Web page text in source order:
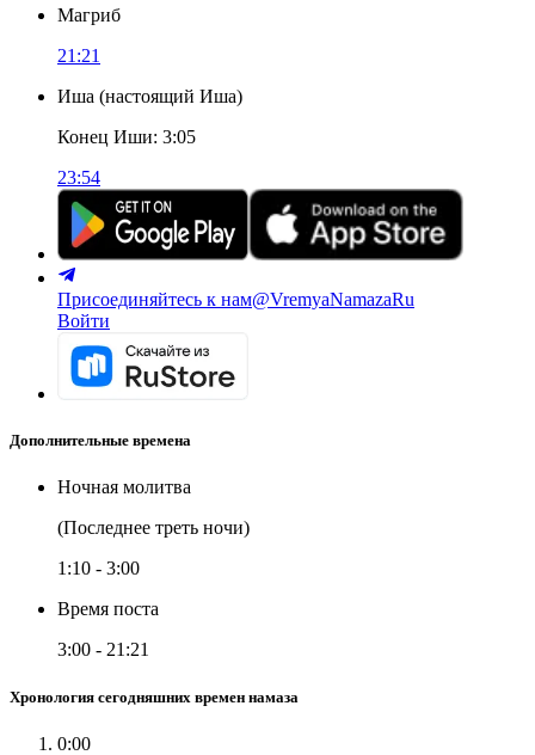
Магриб
21:21
Иша (настоящий Иша)
Конец Иши: 3:05
23:54
Присоединяйтесь к нам@VremyaNamazaRu
Войти
Дополнительные времена
Ночная молитва
(Последнее треть ночи)
1:10 - 3:00
Время поста
3:00 - 21:21
Хронология сегодняшних времен намаза
0:00